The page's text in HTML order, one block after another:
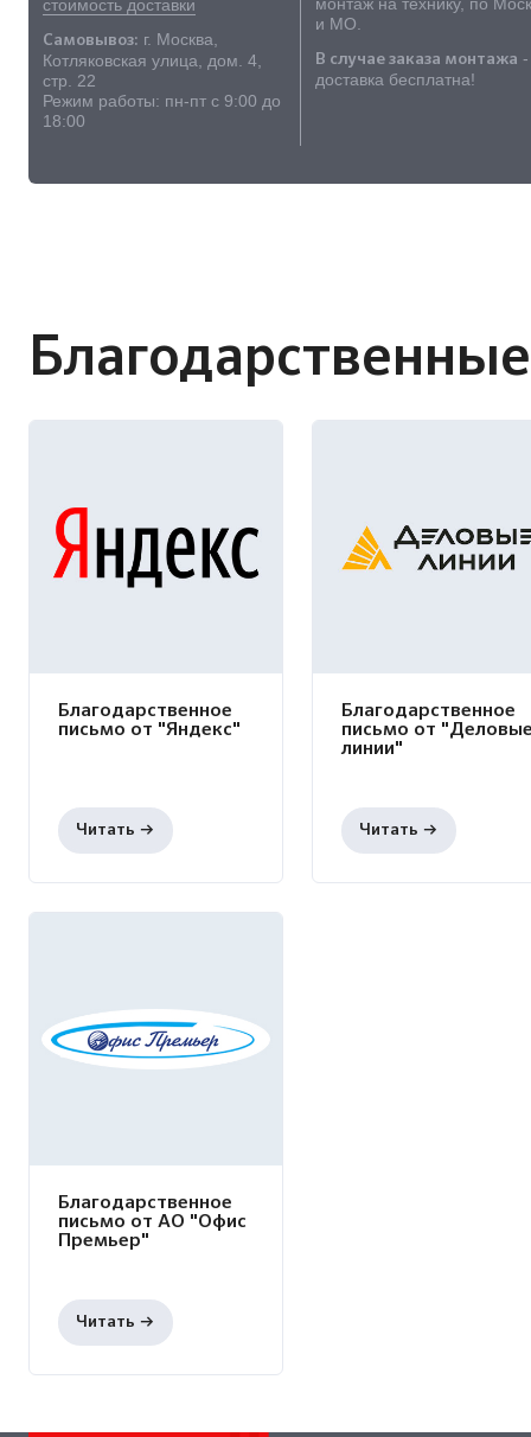
стоимость доставки
Самовывоз: г. Москва,
Котляковская улица, дом. 4,
стр. 22
Режим работы: пн-пт с 9:00 до
18:00
и МО.
В случае заказа монтажа -
доставка бесплатна!
Благодарственное
письмо от "Яндекс"
Благодарственное
письмо от
линии"
Благодарственное
письмо от АО "Офис
Премьер"